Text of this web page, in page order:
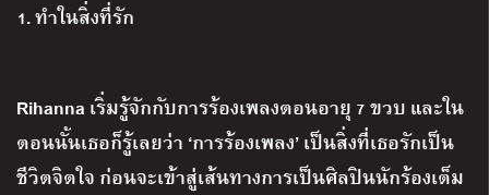
1.ทำในสิ่งที่รัก
Rihanna เริ่มรู้จักกับการร้องเพลงตอนอายุ 7ขวบ และใน
ตอนนั้นเธอก็รู้เลยว่า ‘การร้องเพลง’เป็นสิ่งที่เธอรักเป็น
ชีวิตจิตใจ ก่อนจะเข้าสู่เส้นทางการเป็นศิลปินนักร้องเต็ม